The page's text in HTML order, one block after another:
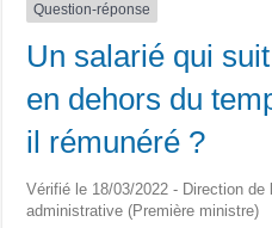
Question-réponse
Un salarié qui
en dehors du
il rémunéré ?
Vérifié le 18/03/2022 - Direction de
administrative (Première ministre)